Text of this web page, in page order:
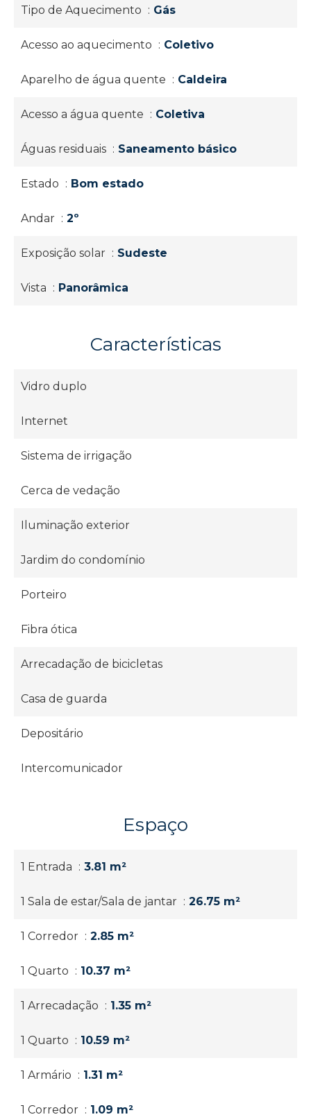
Tipo de Aquecimento Gás
Acesso ao aquecimento Coletivo
Aparelho de água quente Caldeira
Acesso a água quente Coletiva
Águas residuais Saneamento básico
Estado Bom estado
Andar 2º
Exposição solar Sudeste
Vista Panorâmica
Características
Vidro duplo
Internet
Sistema de irrigação
Cerca de vedação
Iluminação exterior
Jardim do condomínio
Porteiro
Fibra ótica
Arrecadação de bicicletas
Casa de guarda
Depositário
Intercomunicador
Espaço
1 Entrada 3.81 m²
1 Sala de estar/Sala de jantar 26.75 m²
1 Corredor 2.85 m²
1 Quarto 10.37 m²
1 Arrecadação 1.35 m²
1 Quarto 10.59 m²
1 Armário 1.31 m²
1 Corredor 1.09 m²